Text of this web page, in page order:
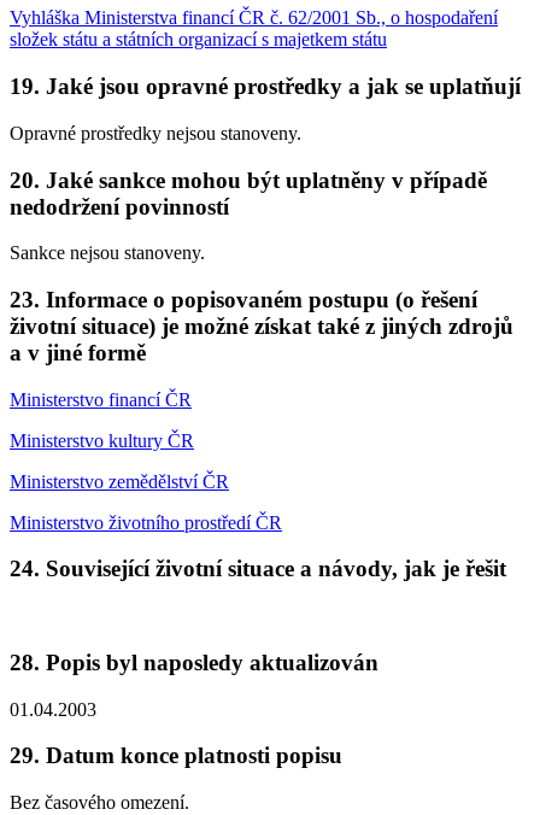
Vyhláška Ministerstva financí ČR č. 62/2001 Sb., o hospodaření
složek státu a státních organizací s majetkem státu
19. Jaké jsou opravné prostředky a jak se uplatňují
Opravné prostředky nejsou stanoveny.
20. Jaké sankce mohou být uplatněny v případě
nedodržení povinností
Sankce nejsou stanoveny.
23. Informace o popisovaném postupu (o řešení
životní situace) je možné získat také z jiných zdrojů
a v jiné formě
Ministerstvo financí ČR
Ministerstvo kultury ČR
Ministerstvo zemědělství ČR
Ministerstvo životního prostředí ČR
24. Související životní situace a návody, jak je řešit
28. Popis byl naposledy aktualizován
01.04.2003
29. Datum konce platnosti popisu
Bez časového omezení.